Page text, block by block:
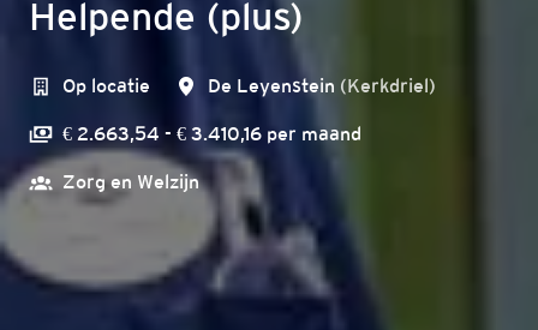
Helpende (plus)
Op locatie De Leyenstein (Kerkdriel)
€ 2.663,54 - € 3.410,16 per maand
Zorg en Welzijn